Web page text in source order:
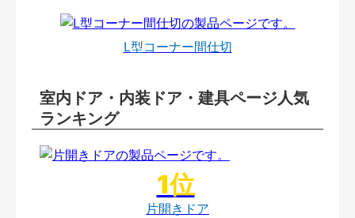
L型コーナー間仕切
室内ドア・内装ドア・建具ページ人気
ランキング
片開きドア